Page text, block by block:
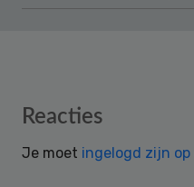
Reader
Reacties
Je moet ingelogd zijn op